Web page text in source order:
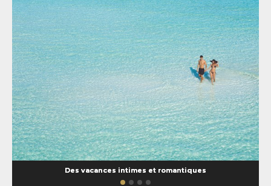
Des vacances intimes et romantiques